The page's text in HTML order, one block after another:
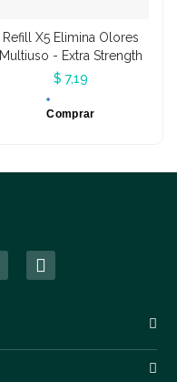
Refill X5 Elimina Olores
Multiuso - Extra Strength
$ 7,19
Comprar